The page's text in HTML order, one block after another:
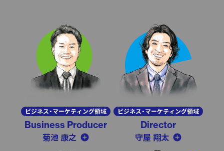
ビジネス・マーケティング領域
Business Producer
菊池 康之
ビジネス・マーケティング領域
Director
守屋 翔太